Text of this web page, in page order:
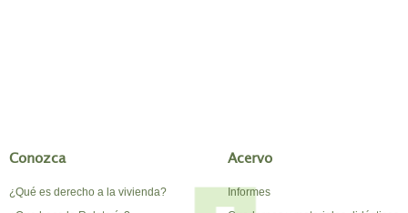
Conozca
¿Qué es derecho a la vivienda?
Acervo
Informes